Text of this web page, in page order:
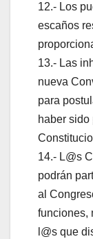
12.- Los
escaños
13.- Las
nueva
para
haber
14.- L@s
podrán
al
funciones,
l@s que